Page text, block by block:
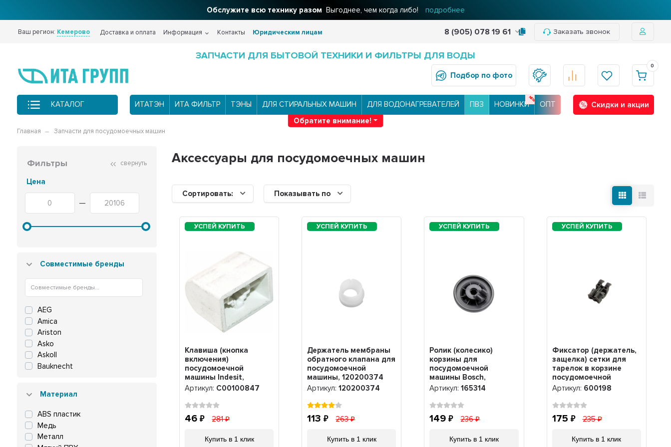
Обслужите всю технику разом Выгоднее, чем когда либо! подробнее
Ваш регион: Кемерово Доставка и оплата Информация Контакты Юридическим лицам 8 (905) 078 19 61 Заказать звонок
ЗАПЧАСТИ ДЛЯ БЫТОВОЙ ТЕХНИКИ И ФИЛЬТРЫ ДЛЯ ВОДЫ
Подбор по фото
0
КАТАЛОГ ИТАТЭН ИТА ФИЛЬТР ТЭНЫ ДЛЯ СТИРАЛЬНЫХ МАШИН ДЛЯ ВОДОНАГРЕВАТЕЛЕЙ ПВЗ НОВИНКИ ОПТ
Скидки и акции
Обратите внимание!
Главная Запчасти для посудомоечных машин
Фильтры свернуть
Цена
—
Совместимые бренды
AEG
Amica
Ariston
Asko
Askoll
Bauknecht
Candy
Dexp
Electrolux
Fornelli
Материал
ABS пластик
Медь
Металл
Аксессуары для посудомоечных машин
Сортировать: Показывать по
Клавиша (кнопка
включения)
посудомоечной
машины Indesit,
C00100847
Артикул: C00100847
46 281
Купить в 1 клик
Держатель мембраны
обратного клапана для
посудомоечной
машины, 120200374
Артикул:120200374
113 263
Купить в 1 клик
Ролик (колесико)
корзины для
посудомоечной
машины Bosch,
Siemens, Neff, 165314
Артикул:165314
149 236
Купить в 1 клик
Фиксатор (держатель,
защелка) сетки для
тарелок в корзине
посудомоечной
машины Whirlpool,
481010600198, 600198
Артикул: 600198
175 235
Купить в 1 клик